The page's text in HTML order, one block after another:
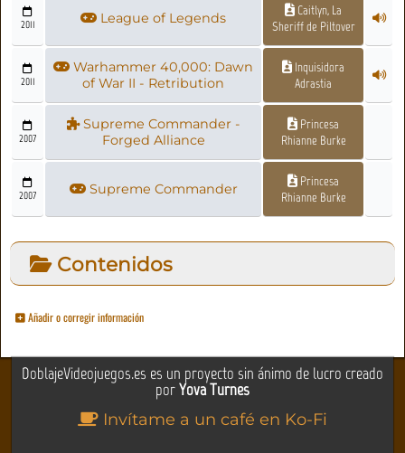
2011 League of Legends
Caitlyn, La
Sheriff de Piltover
2011
Warhammer 40,000: Dawn
of War II - Retribution
Inquisidora
Adrastia
2007
Supreme Commander -
Forged Alliance
Princesa
Rhianne Burke
2007 Supreme Commander
Princesa
Rhianne Burke
Contenidos
Añadir o corregir información
DoblajeVideojuegos.es es un proyecto sin ánimo de lucro creado
porYova Turnes
Invítame a un café en Ko-Fi